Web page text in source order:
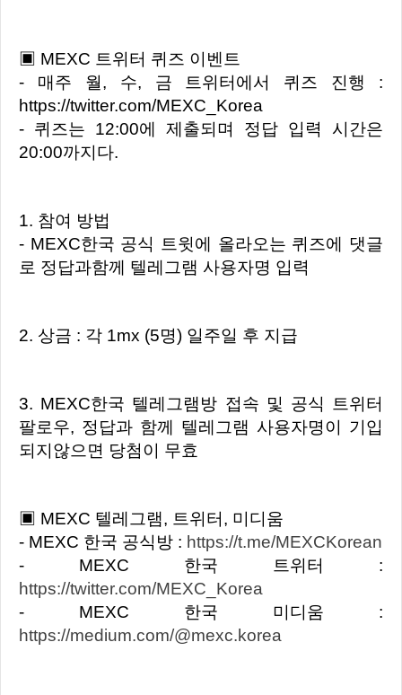
▣ MEXC 트위터 퀴즈 이벤트
- 매주 월, 수, 금 트위터에서 퀴즈 진행 :
https://twitter.com/MEXC_Korea
- 퀴즈는 12:00에 제출되며 정답 입력 시간은
20:00까지다.
1. 참여 방법
- MEXC한국 공식 트윗에 올라오는 퀴즈에 댓글
로 정답과함께 텔레그램 사용자명 입력
2. 상금 : 각 1mx (5명) 일주일 후 지급
3. MEXC한국 텔레그램방 접속 및 공식 트위터
팔로우, 정답과 함께 텔레그램 사용자명이 기입
되지않으면 당첨이 무효
▣ MEXC 텔레그램, 트위터, 미디움
- MEXC 한국 공식방 : https://t.me/MEXCKorean
- MEXC 한국 트위터 :
https://twitter.com/MEXC_Korea
- MEXC 한국 미디움 :
https://medium.com/@mexc.korea